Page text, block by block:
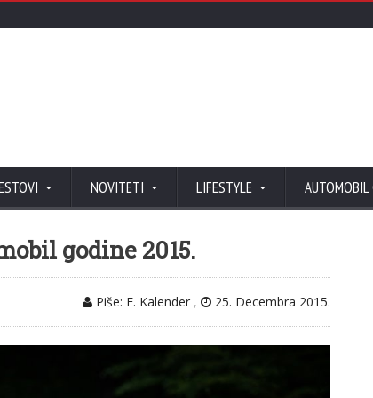
NOVITETI LIFESTYLE AUTOMOBIL
godine 2015.
Piše: E. Kalender , 25. Decembra 2015.